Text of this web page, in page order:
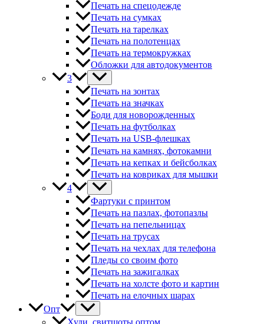
Печать на спецодежде
Печать на сумках
Печать на тарелках
Печать на полотенцах
Печать на термокружках
Обложки для автодокументов
3
Печать на зонтах
Печать на значках
Боди для новорожденных
Печать на футболках
Печать на USB-флешках
Печать на камнях, фотокамни
Печать на кепках и бейсболках
Печать на ковриках для мышки
4
Фартуки с принтом
Печать на пазлах, фотопазлы
Печать на пепельницах
Печать на трусах
Печать на чехлах для телефона
Пледы со своим фото
Печать на зажигалках
Печать на холсте фото и картин
Печать на елочных шарах
Опт
Худи, свитшоты оптом